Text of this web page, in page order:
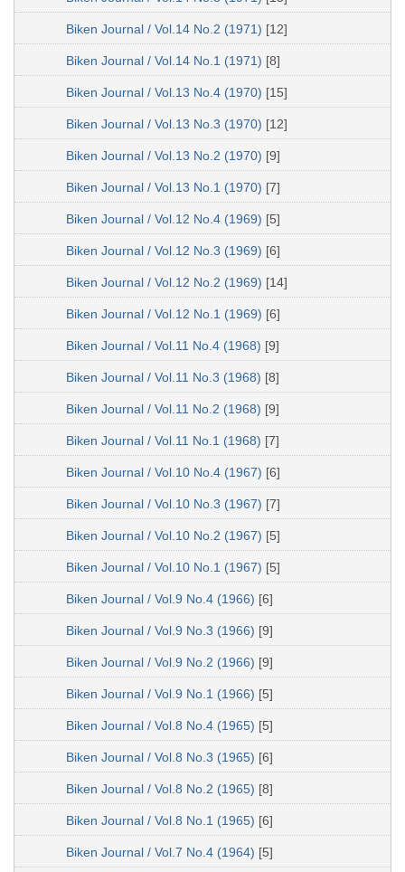
Biken Journal / Vol.14 No.2 (1971) [12]
Biken Journal / Vol.14 No.1 (1971) [8]
Biken Journal / Vol.13 No.4 (1970) [15]
Biken Journal / Vol.13 No.3 (1970) [12]
Biken Journal / Vol.13 No.2 (1970) [9]
Biken Journal / Vol.13 No.1 (1970) [7]
Biken Journal / Vol.12 No.4 (1969) [5]
Biken Journal / Vol.12 No.3 (1969) [6]
Biken Journal / Vol.12 No.2 (1969) [14]
Biken Journal / Vol.12 No.1 (1969) [6]
Biken Journal / Vol.11 No.4 (1968) [9]
Biken Journal / Vol.11 No.3 (1968) [8]
Biken Journal / Vol.11 No.2 (1968) [9]
Biken Journal / Vol.11 No.1 (1968) [7]
Biken Journal / Vol.10 No.4 (1967) [6]
Biken Journal / Vol.10 No.3 (1967) [7]
Biken Journal / Vol.10 No.2 (1967) [5]
Biken Journal / Vol.10 No.1 (1967) [5]
Biken Journal / Vol.9 No.4 (1966) [6]
Biken Journal / Vol.9 No.3 (1966) [9]
Biken Journal / Vol.9 No.2 (1966) [9]
Biken Journal / Vol.9 No.1 (1966) [5]
Biken Journal / Vol.8 No.4 (1965) [5]
Biken Journal / Vol.8 No.3 (1965) [6]
Biken Journal / Vol.8 No.2 (1965) [8]
Biken Journal / Vol.8 No.1 (1965) [6]
Biken Journal / Vol.7 No.4 (1964) [5]